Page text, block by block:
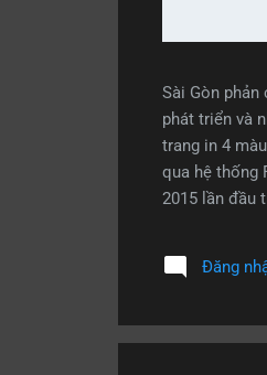
Sài Gòn
phát triển và
trang in 4
qua hệ thống
2015 lần đầu
du xuân rộn
Sài Gòn rất
Đăng